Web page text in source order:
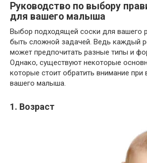
Руководство по выбору
для вашего малыша
Выбор подходящей соски для вашего
быть сложной задачей. Ведь каждый
может предпочитать разные типы и
Однако, существуют некоторые
которые стоит обратить внимание
вашего малыша.
1. Возраст